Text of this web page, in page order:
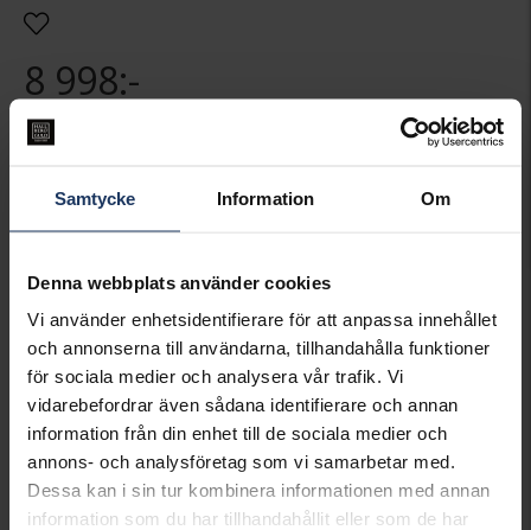
Samtycke Information Om
Denna webbplats använder cookies
Vi använder enhetsidentifierare för att anpassa innehållet
och annonserna till användarna, tillhandahålla funktioner
för sociala medier och analysera vår trafik. Vi
vidarebefordrar även sådana identifierare och annan
information från din enhet till de sociala medier och
annons- och analysföretag som vi samarbetar med.
Dessa kan i sin tur kombinera informationen med annan
information som du har tillhandahållit eller som de har
8 998:-
LÄGG I VARUKORGEN
Lagervara.
Leveranstid 2-5 arbetsdagar.
Öppet köp i 30 dagar vid onlineköp.
INFO
BREDD CA (MM)
1,2
LÄNGD CA (CM)
50
VARUMÄRKE
Hallbergs Guld
MATERIAL
Vitt guld